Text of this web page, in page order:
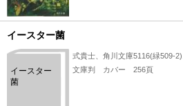
イースター菌
イースター
菌
式貴士、角川文庫5116(緑509-
文庫判 カバー 256頁